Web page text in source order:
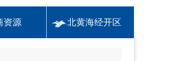
资源 北黄海经开区